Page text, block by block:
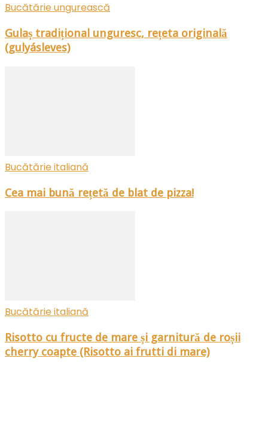
Bucătărie ungurească
Gulaș tradițional unguresc, rețeta originală
(gulyásleves)
Bucătărie italiană
Cea mai bună rețetă de blat de pizza!
Bucătărie italiană
Risotto cu fructe de mare și garnitură de roșii
cherry coapte (Risotto ai frutti di mare)